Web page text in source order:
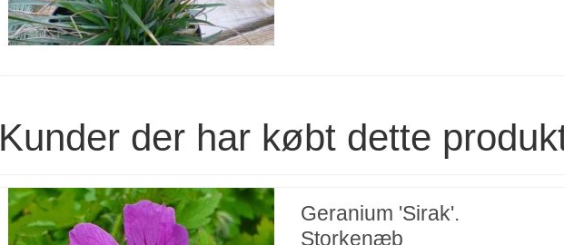
Kunder der har købt dette
Geranium 'Sirak'.
Storkenæb